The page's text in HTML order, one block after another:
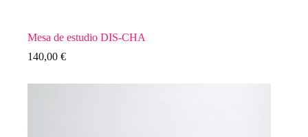
Mesa de estudio DIS-CHA
140,00 €